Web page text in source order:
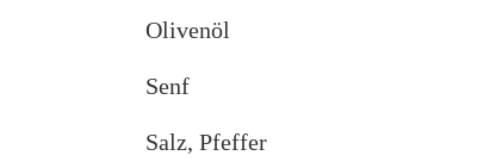
Olivenöl
Senf
Salz, Pfeffer